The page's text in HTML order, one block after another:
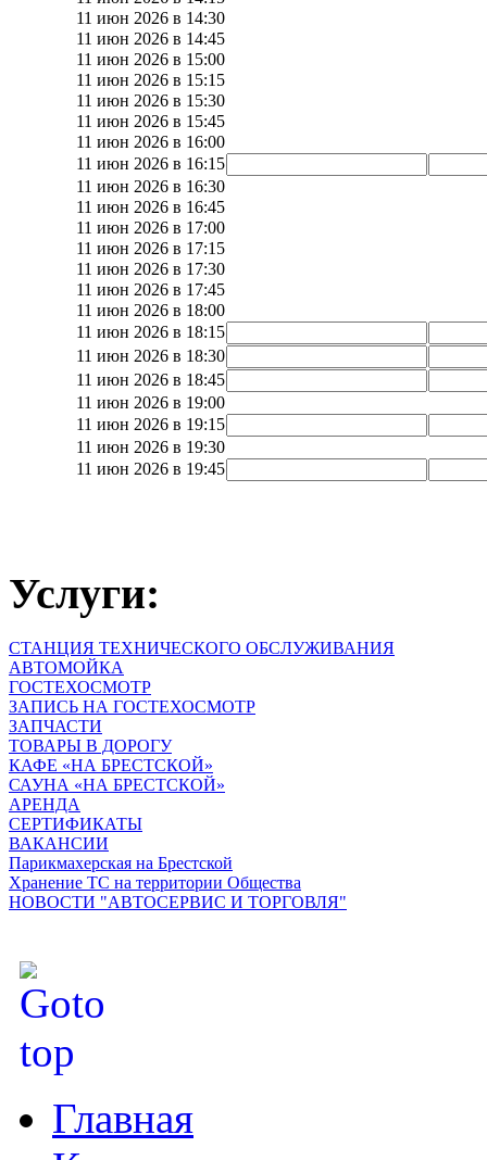
11 июн 2026 в 14:30
11 июн 2026 в 14:45
11 июн 2026 в 15:00
11 июн 2026 в 15:15
11 июн 2026 в 15:30
11 июн 2026 в 15:45
11 июн 2026 в 16:00
11 июн 2026 в 16:15
11 июн 2026 в 16:30
11 июн 2026 в 16:45
11 июн 2026 в 17:00
11 июн 2026 в 17:15
11 июн 2026 в 17:30
11 июн 2026 в 17:45
11 июн 2026 в 18:00
11 июн 2026 в 18:15
11 июн 2026 в 18:30
11 июн 2026 в 18:45
11 июн 2026 в 19:00
11 июн 2026 в 19:15
11 июн 2026 в 19:30
11 июн 2026 в 19:45
Услуги:
СТАНЦИЯ ТЕХНИЧЕСКОГО ОБСЛУЖИВАНИЯ
АВТОМОЙКА
ГОСТЕХОСМОТР
ЗАПИСЬ НА ГОСТЕХОСМОТР
ЗАПЧАСТИ
ТОВАРЫ В ДОРОГУ
КАФЕ «НА БРЕСТСКОЙ»
САУНА «НА БРЕСТСКОЙ»
АРЕНДА
СЕРТИФИКАТЫ
ВАКАНСИИ
Парикмахерская на Брестской
Хранение ТС на территории Общества
НОВОСТИ "АВТОСЕРВИС И ТОРГОВЛЯ"
Главная